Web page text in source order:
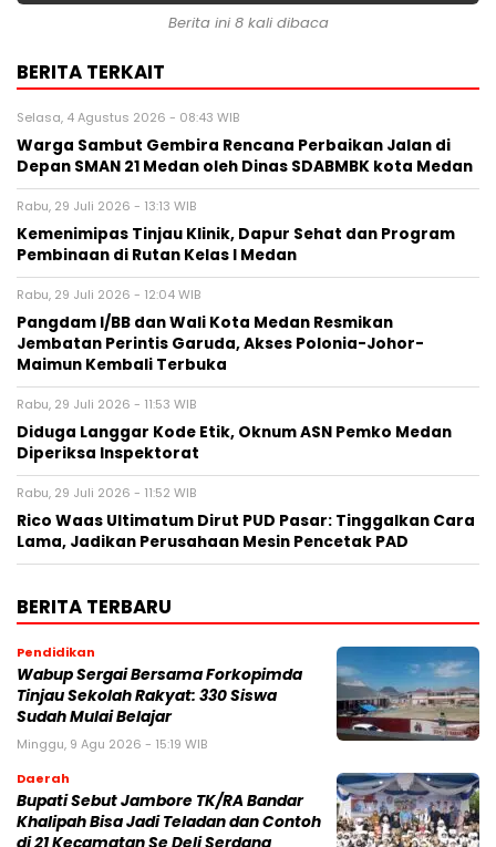
Berita ini 8 kali dibaca
BERITA TERKAIT
Selasa, 4 Agustus 2026 - 08:43 WIB
Warga Sambut Gembira Rencana Perbaikan Jalan di
Depan SMAN 21 Medan oleh Dinas SDABMBK kota Medan
Rabu, 29 Juli 2026 - 13:13 WIB
Kemenimipas Tinjau Klinik, Dapur Sehat dan Program
Pembinaan di Rutan Kelas I Medan
Rabu, 29 Juli 2026 - 12:04 WIB
Pangdam I/BB dan Wali Kota Medan Resmikan
Jembatan Perintis Garuda, Akses Polonia-Johor-
Maimun Kembali Terbuka
Rabu, 29 Juli 2026 - 11:53 WIB
Diduga Langgar Kode Etik, Oknum ASN Pemko Medan
Diperiksa Inspektorat
Rabu, 29 Juli 2026 - 11:52 WIB
Rico Waas Ultimatum Dirut PUD Pasar: Tinggalkan Cara
Lama, Jadikan Perusahaan Mesin Pencetak PAD
BERITA TERBARU
Pendidikan
Wabup Sergai Bersama Forkopimda
Tinjau Sekolah Rakyat: 330 Siswa
Sudah Mulai Belajar
Minggu, 9 Agu 2026 - 15:19 WIB
Daerah
Bupati Sebut Jambore TK/RA Bandar
Khalipah Bisa Jadi Teladan dan Contoh